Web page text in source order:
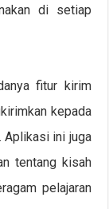
di setiap
fitur kirim
kepada
ini juga
tentang kisah
pelajaran